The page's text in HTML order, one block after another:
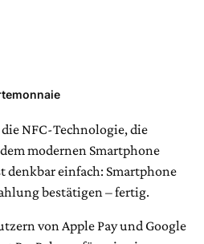
NFC-Technologie, die
modernen Smartphone
denkbar einfach: Smartphone
bestätigen – fertig.
von Apple Pay und Google